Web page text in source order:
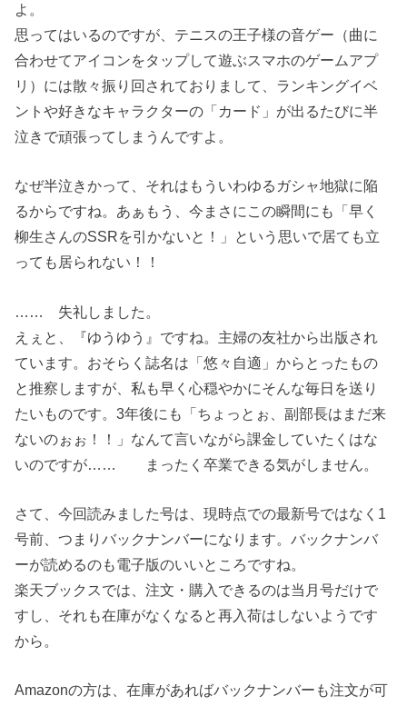
よ。
思ってはいるのですが、テニスの王子様の音ゲー（曲に
合わせてアイコンをタップして遊ぶスマホのゲームアプ
リ）には散々振り回されておりまして、ランキングイベ
ントや好きなキャラクターの「カード」が出るたびに半
泣きで頑張ってしまうんですよ。
なぜ半泣きかって、それはもういわゆるガシャ地獄に陥
るからですね。あぁもう、今まさにこの瞬間にも「早く
柳生さんのSSRを引かないと！」という思いで居ても立
っても居られない！！
…… 失礼しました。
えぇと、『ゆうゆう』ですね。主婦の友社から出版され
ています。おそらく誌名は「悠々自適」からとったもの
と推察しますが、私も早く心穏やかにそんな毎日を送り
たいものです。3年後にも「ちょっとぉ、副部長はまだ来
ないのぉぉ！！」なんて言いながら課金していたくはな
いのですが…… まったく卒業できる気がしません。
さて、今回読みました号は、現時点での最新号ではなく1
号前、つまりバックナンバーになります。バックナンバ
ーが読めるのも電子版のいいところですね。
楽天ブックスでは、注文・購入できるのは当月号だけで
すし、それも在庫がなくなると再入荷はしないようです
から。
Amazonの方は、在庫があればバックナンバーも注文が可